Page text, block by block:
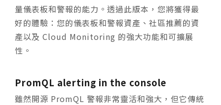
量儀表板和警報的能力。透過此版本，您將獲得最
好的體驗：您的儀表板和警報資產、社區推薦的資
產以及 Cloud Monitoring 的強大功能和可擴展
性。
PromQL alerting in the console
雖然開源 PromQL 警報非常靈活和強大，但它傳統